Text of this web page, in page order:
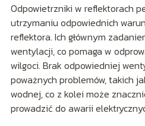
Odpowietrzniki w reflektorach
utrzymaniu odpowiednich
reflektora. Ich głównym
wentylacji, co pomaga w
wilgoci. Brak odpowiedniej
poważnych problemów, takich
wodnej, co z kolei może
prowadzić do awarii